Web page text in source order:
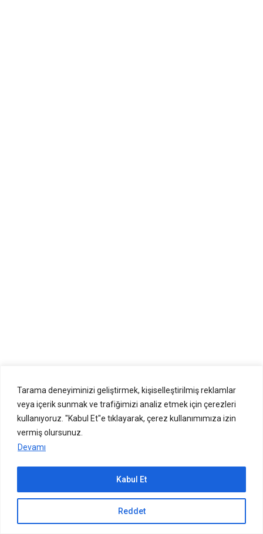
Tarama deneyiminizi geliştirmek, kişiselleştirilmiş reklamlar
veya içerik sunmak ve trafiğimizi analiz etmek için çerezleri
kullanıyoruz. "Kabul Et"e tıklayarak, çerez kullanımımıza izin
vermiş olursunuz.
Devamı
Reddet
Kabul Et
Sıradaki içerik: